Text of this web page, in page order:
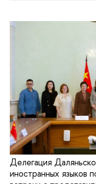
Делегация
иностранных